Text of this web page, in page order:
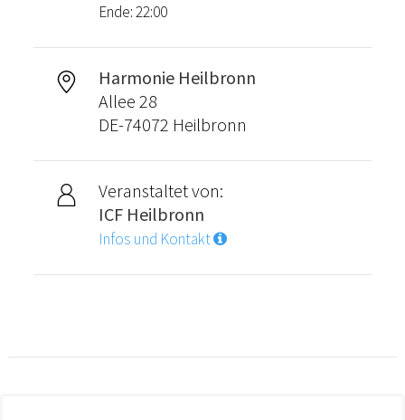
Ende: 22:00
Harmonie Heilbronn
Allee 28
DE-74072 Heilbronn
Veranstaltet von:
ICF Heilbronn
Infos und Kontakt